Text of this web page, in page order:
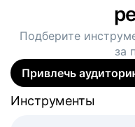
Подберите
за
Привлечь
Инструменты
Инструменты
Инструменты